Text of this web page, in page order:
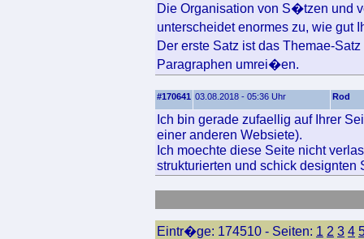
Die Organisation von S�tzen und
unterscheidet enormes zu, wie
Der erste Satz ist das Themae-
Paragraphen umrei�en.
#170641 03.08.2018 - 05:36 Uhr Rod
Ich bin gerade zufaellig auf Ihrer
einer anderen Websiete).
Ich moechte diese Seite nicht
strukturierten und schick designten
Eintr�ge: 174510 - Seiten: 1 2 3 4